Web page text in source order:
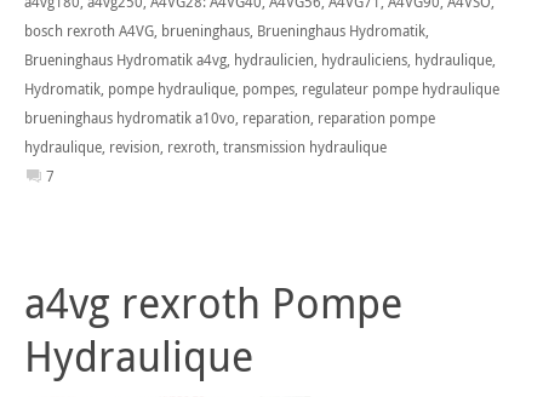
bosch rexroth A4VG, brueninghaus, Brueninghaus Hydromatik,
Brueninghaus Hydromatik a4vg, hydraulicien, hydrauliciens, hydraulique,
Hydromatik, pompe hydraulique, pompes, regulateur pompe hydraulique
brueninghaus hydromatik a10vo, reparation, reparation pompe
hydraulique, revision, rexroth, transmission hydraulique
7
a4vg rexroth Pompe
Hydraulique